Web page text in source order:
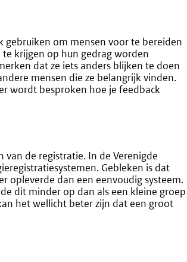
gebruiken om mensen voor te bereiden
krijgen op hun gedrag worden
dat ze iets anders blijken te doen
mensen die ze belangrijk vinden.
wordt besproken hoe je feedback
de registratie. In de Verenigde
Gebleken is dat
opleverde dan een eenvoudig systeem.
dit minder op dan als een kleine groep
het wellicht beter zijn dat een groot